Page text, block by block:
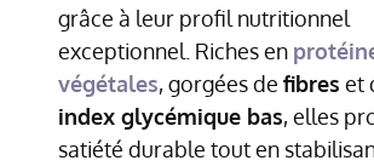
grâce à leur profil nutritionnel
exceptionnel. Riches en
végétales, gorgées de fibres et
index glycémique bas, elles
satiété durable tout en